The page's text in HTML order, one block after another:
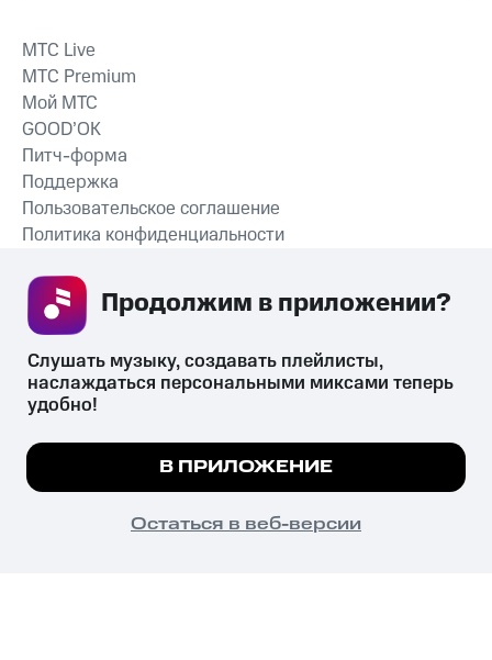
СКАЧАТЬ ПРИЛОЖЕНИЕ
MTС Live
MTС Premium
Мой МТС
GOOD’OK
Питч-форма
Поддержка
Пользовательское соглашение
Политика конфиденциальности
психотропных веществ, их аналогов причиняет вред здоровью,
их незаконный оборот запрещён и влечёт установленную
законодательством ответственность.
© 2026 ООО «КИОН».
Все права защищены
Мы используем куки, чтобы на сайте все
Подробнее
ПОНЯТНО
Слушать музыку, создавать плейлисты,
наслаждаться персональными миксами теперь
удобно!
В ПРИЛОЖЕНИЕ
Остаться в веб-версии